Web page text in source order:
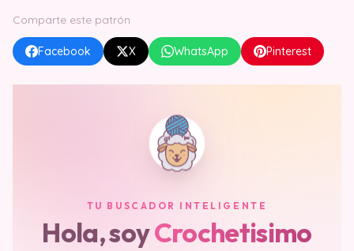
Comparte este patrón
Facebook X WhatsApp Pinterest
TU BUSCADOR INTELIGENTE
Hola, soyCrochetisimo